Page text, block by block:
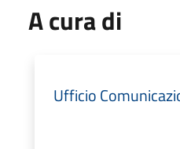
A cura di
Ufficio